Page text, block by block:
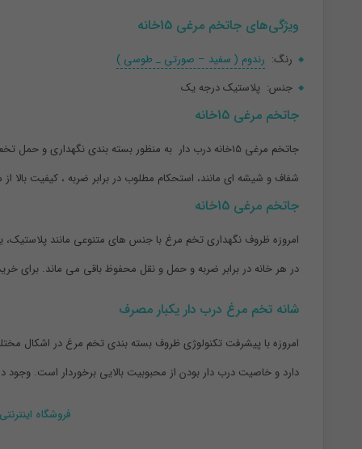
ویژگی‌های جاتخم مرغی 15خانه
رنگ: رندوم ( سفید – صورتی _ طوسی )
جنس: پلاستیک درجه یک
جاتخم مرغی 15خانه
جاتخم مرغی 15خانه درب دار به منظور بسته بندی
شفاف و شیشه ای مانند، استحکام مطلوب در برابر ضربه ، کیفیت
جاتخم مرغی 15خانه
امروزه ظروف نگهداری تخم مرغ با جنس های متنوعی مانند
در هر خانه در برابر ضربه و حمل و نقل محفوظ باقی می ماند. برای
شانه تخم مرغ درب دار یکبار مصرف
دارد و خاصیت درب دار بودن از محبوبیت بالایی برخوردار است.
فروشگاه